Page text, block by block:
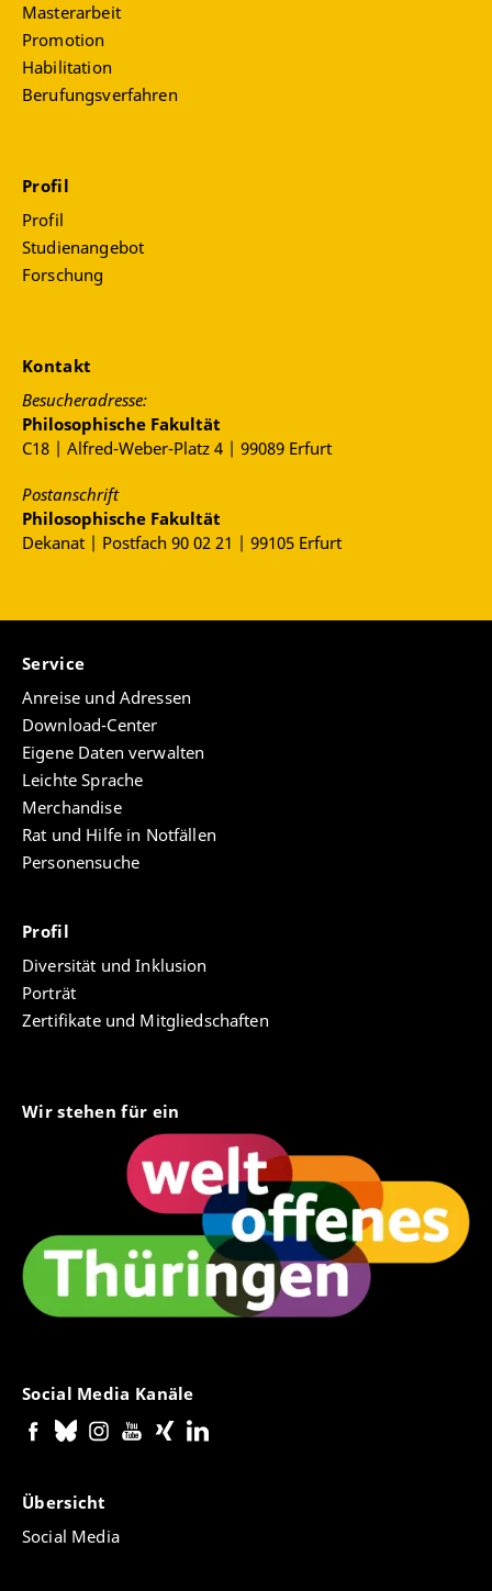
Masterarbeit
Promotion
Habilitation
Berufungsverfahren
Profil
Profil
Studienangebot
Forschung
Kontakt
Besucheradresse:
Philosophische Fakultät
C18 | Alfred-Weber-Platz 4 | 99089 Erfurt
Postanschrift
Philosophische Fakultät
Dekanat | Postfach 90 02 21 | 99105 Erfurt
Service
Anreise und Adressen
Download-Center
Eigene Daten verwalten
Leichte Sprache
Merchandise
Rat und Hilfe in Notfällen
Personensuche
Profil
Diversität und Inklusion
Porträt
Zertifikate und Mitgliedschaften
Wir stehen für ein
Social Media Kanäle
Übersicht
Social Media